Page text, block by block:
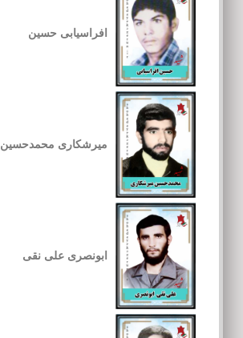
افراسیابی حسین
میرشکاری محمدحسین
ابونصری علی نقی